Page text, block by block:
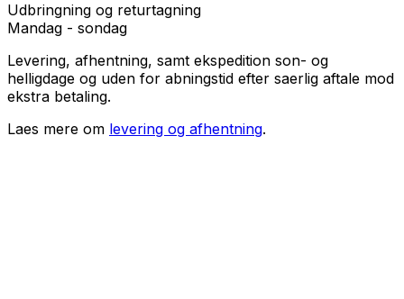
Udbringning og returtagning
Mandag - sondag
Levering, afhentning, samt ekspedition son- og
helligdage og uden for abningstid efter saerlig aftale mod
ekstra betaling.
Laes mere om levering og afhentning.